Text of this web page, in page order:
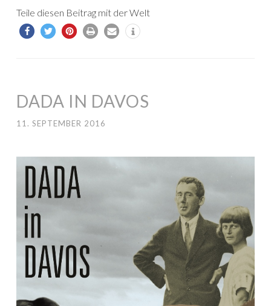
Teile diesen Beitrag mit der Welt
DADA IN DAVOS
11. SEPTEMBER 2016